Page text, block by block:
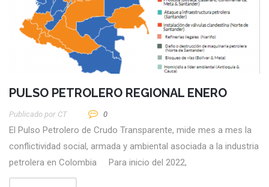
PULSO PETROLERO REGIONAL ENERO
Publicado por CT 0
El Pulso Petrolero de Crudo Transparente, mide mes a mes la
conflictividad social, armada y ambiental asociada a la industria
petrolera en Colombia Para inicio del 2022,